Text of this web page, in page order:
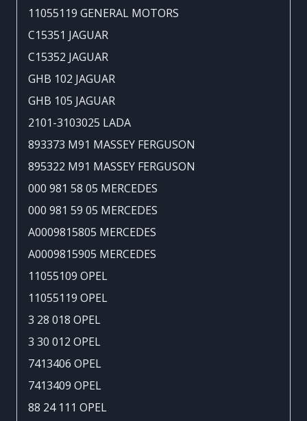
11055119 GENERAL MOTORS
C15351 JAGUAR
C15352 JAGUAR
GHB 102 JAGUAR
GHB 105 JAGUAR
2101-3103025 LADA
893373 M91 MASSEY FERGUSON
895322 M91 MASSEY FERGUSON
000 981 58 05 MERCEDES
000 981 59 05 MERCEDES
A0009815805 MERCEDES
A0009815905 MERCEDES
11055109 OPEL
11055119 OPEL
3 28 018 OPEL
3 30 012 OPEL
7413406 OPEL
7413409 OPEL
88 24 111 OPEL